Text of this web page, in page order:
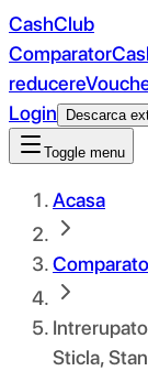
CashClub
Comparator
reducere
Login
Descarca
Toggle menu
Acasa
Sticla,